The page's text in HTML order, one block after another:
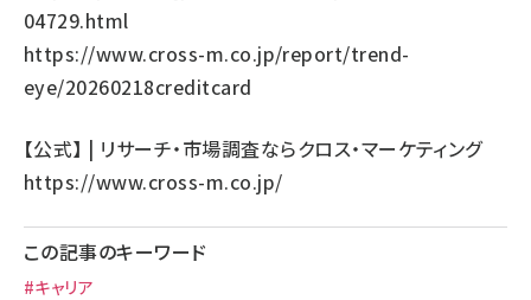
04729.html
https://www.cross-m.co.jp/report/trend-
eye/20260218creditcard
【公式】 | リサーチ・市場調査ならクロス・マーケティング
https://www.cross-m.co.jp/
この記事のキーワード
#キャリア